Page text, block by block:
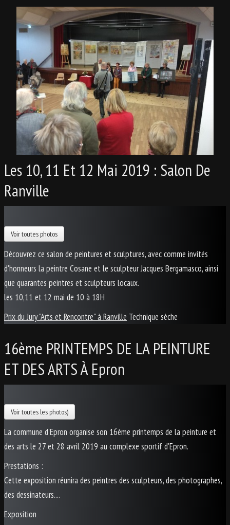
Les 10, 11 Et 12 Mai 2019 : Salon De
Ranville
Voir toutes photos
Découvrez ce salon de peintures et sculptures, avec comme invités
d'honneurs la peintre Cosane et le sculpteur Jacques Bergamasco, ainsi
que quarantes peintres et sculpteurs locaux.
les 10,11 et 12 mai de 10 à 18H
Prix du Jury "Arts et Rencontre" à Ranville Technique sèche
16ème PRINTEMPS DE LA PEINTURE
ET DES ARTS À Epron
Voir toutes les photos)
La commune d'Epron organise son 16ème printemps de la peinture et
des arts le 27 et 28 avril 2019 au complexe sportif d'Epron.
Prestations :
Cette exposition réunira des peintres des sculpteurs, des photographes,
des dessinateurs....
Exposition